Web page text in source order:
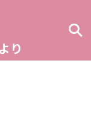
り